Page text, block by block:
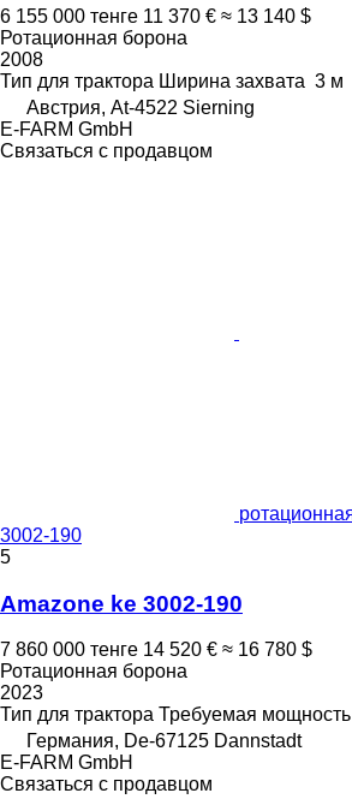
6 155 000 тенге 11 370 € ≈ 13 140 $
Ротационная борона
2008
Тип для трактора Ширина захвата 3 м
Австрия, At-4522 Sierning
E-FARM GmbH
Связаться с продавцом
3002-190
5
Amazone ke 3002-190
7 860 000 тенге 14 520 € ≈ 16 780 $
Ротационная борона
2023
Тип для трактора Требуемая мощность
Германия, De-67125 Dannstadt
E-FARM GmbH
Связаться с продавцом